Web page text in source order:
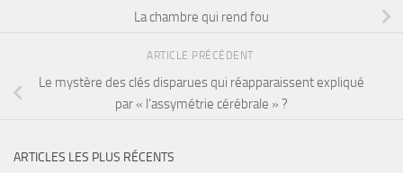
La chambre qui rend fou
ARTICLE PRÉCÉDENT
Le mystère des clés disparues qui réapparaissent expliqué
par « l’assymétrie cérébrale » ?
ARTICLES LES PLUS RÉCENTS